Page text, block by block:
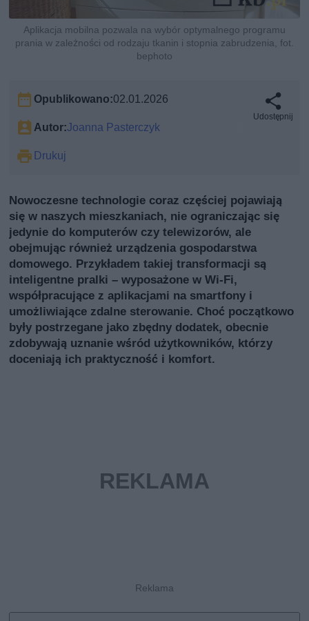
Aplikacja mobilna pozwala na wybór optymalnego programu
prania w zależności od rodzaju tkanin i stopnia zabrudzenia, fot.
bephoto
Opublikowano:02.01.2026
Autor:Joanna Pasterczyk
Drukuj
Udostępnij
Nowoczesne technologie coraz częściej pojawiają
się w naszych mieszkaniach, nie ograniczając się
jedynie do komputerów czy telewizorów, ale
obejmując również urządzenia gospodarstwa
domowego. Przykładem takiej transformacji są
inteligentne pralki – wyposażone w Wi-Fi,
współpracujące z aplikacjami na smartfony i
umożliwiające zdalne sterowanie. Choć początkowo
były postrzegane jako zbędny dodatek, obecnie
zdobywają uznanie wśród użytkowników, którzy
doceniają ich praktyczność i komfort.